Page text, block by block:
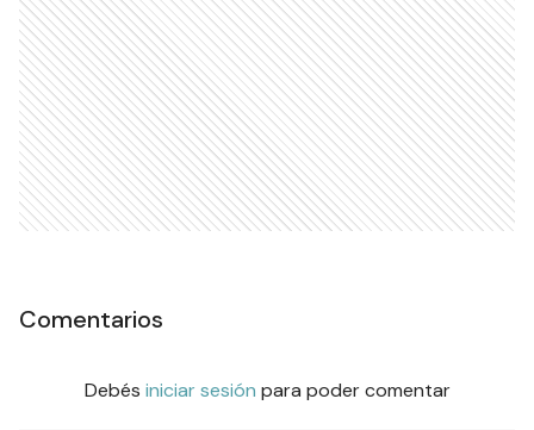
Comentarios
Debés iniciar sesión para poder comentar